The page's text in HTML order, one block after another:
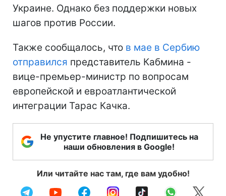
Украине. Однако без поддержки новых
шагов против России.
Также сообщалось, что в мае в Сербию
отправился представитель Кабмина -
вице-премьер-министр по вопросам
европейской и евроатлантической
интеграции Тарас Качка.
Не упустите главное! Подпишитесь на
наши обновления в Google!
Или читайте нас там, где вам удобно!